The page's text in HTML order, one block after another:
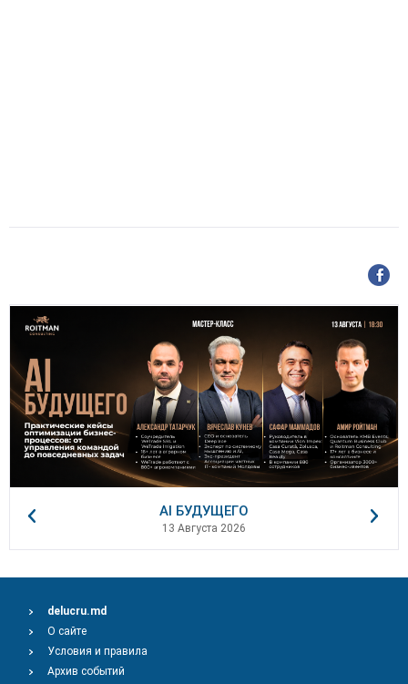
AI БУДУЩЕГО
13 Августа 2026
delucru.md
О сайте
Условия и правила
Архив событий